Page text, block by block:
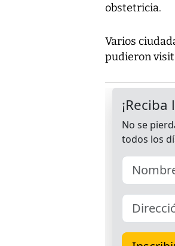
obstetricia.
Varios
pudieron